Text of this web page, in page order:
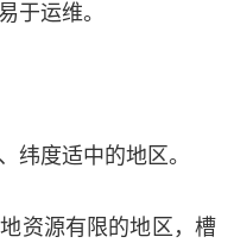
于运维。
纬度适中的地区。
资源有限的地区，槽